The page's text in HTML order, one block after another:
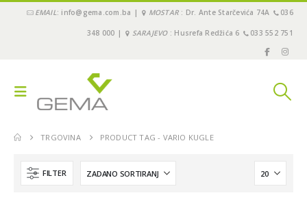
EMAIL: info@gema.com.ba | MOSTAR : Dr. Ante Starčevića 74A 036
348 000 | SARAJEVO: Husrefa Redžića 6 033 552 751
TRGOVINA PRODUCT TAG - VARIO KUGLE
FILTER